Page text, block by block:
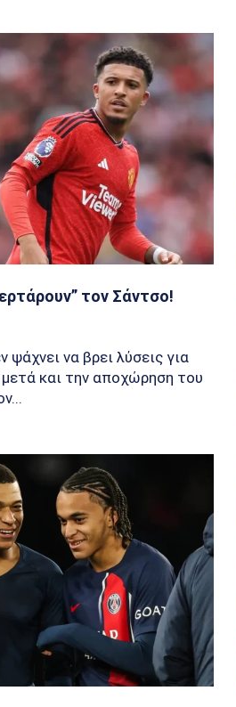
τον Σάντσο!
ψάχνει να βρει λύσεις για
μετά και την αποχώρηση του